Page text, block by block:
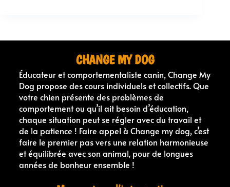
CHANGE MY DOG
Éducateur et comportementaliste canin, Change My
Dog propose des cours individuels et collectifs. Que
votre chien présente des problèmes de
comportement ou qu’il ait besoin d’éducation,
chaque situation peut se régler avec du travail et
de la patience ! Faire appel à Change my dog, c’est
faire le premier pas vers une relation harmonieuse
et équilibrée avec son animal, pour de longues
années de bonheur ensemble !